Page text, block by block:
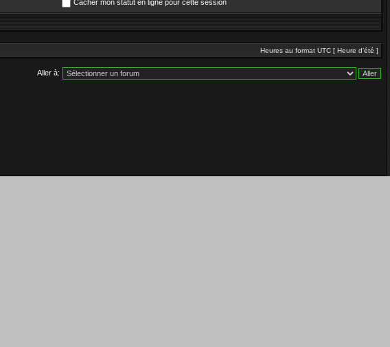
Cacher mon statut en ligne pour cette session
Heures au format UTC [ Heure d’été ]
Aller à: